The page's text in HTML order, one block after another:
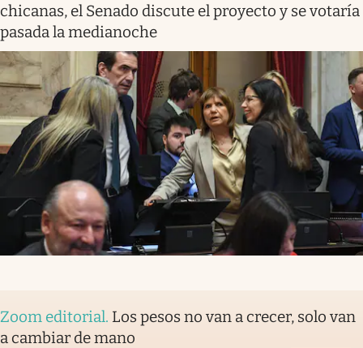
chicanas, el Senado discute el proyecto y se votaría
pasada la medianoche
Zoom editorial. Los pesos no van a crecer, solo van
a cambiar de mano